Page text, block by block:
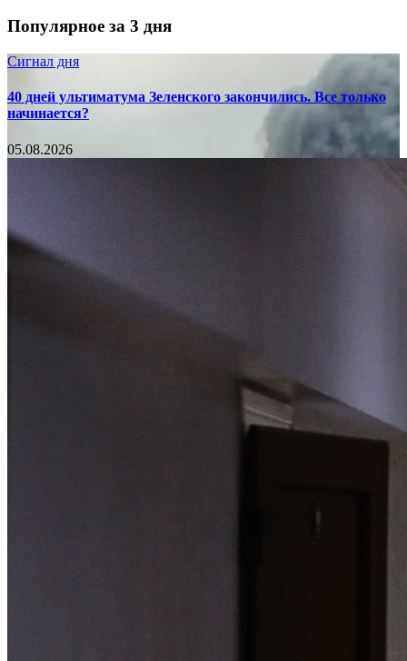
Популярное за 3 дня
Сигнал дня
40 дней ультиматума Зеленского закончились. Все только
начинается?
05.08.2026